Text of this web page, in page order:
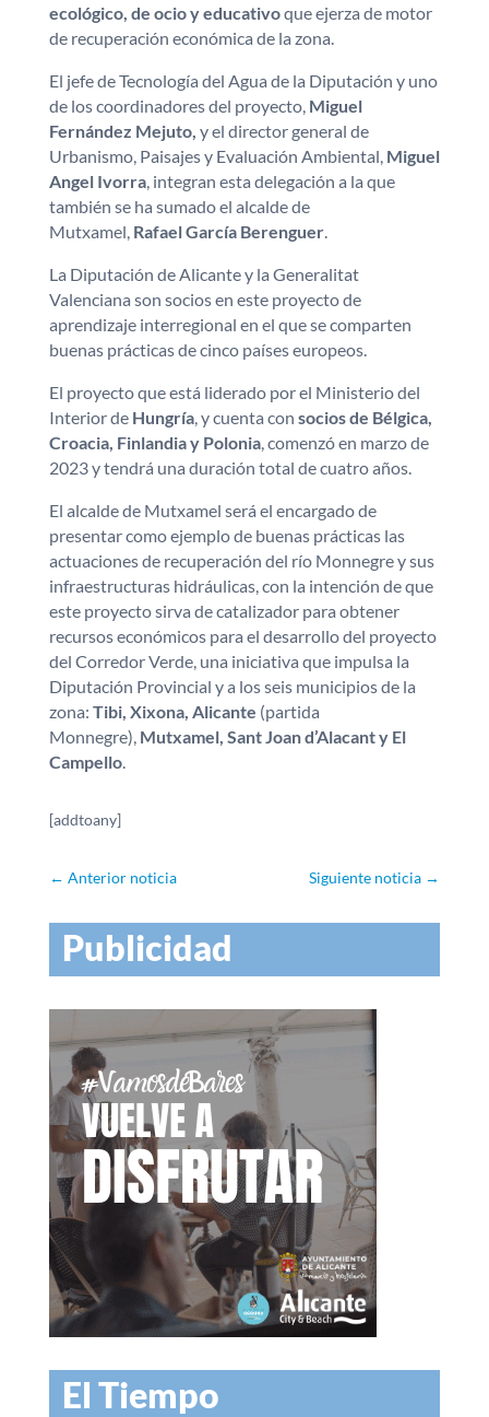
ecológico, de ocio y educativoque ejerza de motor
de recuperación económica de la zona.
El jefe de Tecnología del Agua de la Diputación y uno
de los coordinadores del proyecto, Miguel
Fernández Mejuto, y el director general de
Urbanismo, Paisajes y Evaluación Ambiental, Miguel
Angel Ivorra, integran esta delegación a la que
también se ha sumado el alcalde de
Mutxamel, Rafael García Berenguer.
La Diputación de Alicante y la Generalitat
Valenciana son socios en este proyecto de
aprendizaje interregional en el que se comparten
buenas prácticas de cinco países europeos.
El proyecto que está liderado por el Ministerio del
Interior de Hungría, y cuenta con socios de Bélgica,
Croacia, Finlandia y Polonia, comenzó en marzo de
2023 y tendrá una duración total de cuatro años.
El alcalde de Mutxamel será el encargado de
presentar como ejemplo de buenas prácticas las
actuaciones de recuperación del río Monnegre y sus
infraestructuras hidráulicas, con la intención de que
este proyecto sirva de catalizador para obtener
recursos económicos para el desarrollo del proyecto
del Corredor Verde, una iniciativa que impulsa la
Diputación Provincial y a los seis municipios de la
zona: Tibi, Xixona, Alicante (partida
Monnegre), Mutxamel, Sant Joan d’Alacant y El
Campello.
[addtoany]
← Anterior noticia Siguiente noticia →
Publicidad
El Tiempo